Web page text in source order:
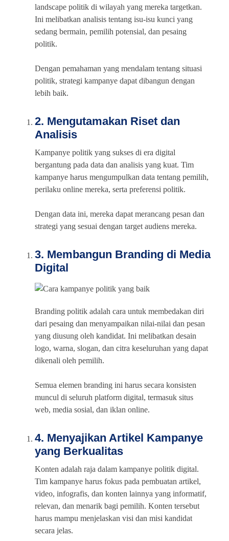
landscape politik di wilayah yang mereka targetkan.
Ini melibatkan analisis tentang isu-isu kunci yang
sedang bermain, pemilih potensial, dan pesaing
politik.
Dengan pemahaman yang mendalam tentang situasi
politik, strategi kampanye dapat dibangun dengan
lebih baik.
2. Mengutamakan Riset dan
Analisis
Kampanye politik yang sukses di era digital
bergantung pada data dan analisis yang kuat. Tim
kampanye harus mengumpulkan data tentang pemilih,
perilaku online mereka, serta preferensi politik.
Dengan data ini, mereka dapat merancang pesan dan
strategi yang sesuai dengan target audiens mereka.
3. Membangun Branding di Media
Digital
Branding politik adalah cara untuk membedakan diri
dari pesaing dan menyampaikan nilai-nilai dan pesan
yang diusung oleh kandidat. Ini melibatkan desain
logo, warna, slogan, dan citra keseluruhan yang dapat
dikenali oleh pemilih.
Semua elemen branding ini harus secara konsisten
muncul di seluruh platform digital, termasuk situs
web, media sosial, dan iklan online.
4. Menyajikan Artikel Kampanye
yang Berkualitas
Konten adalah raja dalam kampanye politik digital.
Tim kampanye harus fokus pada pembuatan artikel,
video, infografis, dan konten lainnya yang informatif,
relevan, dan menarik bagi pemilih. Konten tersebut
harus mampu menjelaskan visi dan misi kandidat
secara jelas.